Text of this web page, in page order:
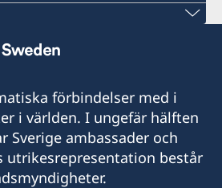
WA
förbindelser med i
i världen. I ungefär hälften
Sverige ambassader och
utrikesrepresentation består